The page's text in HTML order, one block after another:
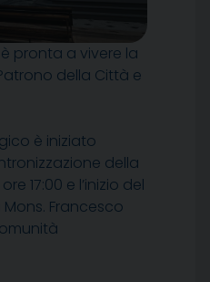
pronta a vivere la
della Città e
è iniziato
della
17:00 e l’inizio del
Francesco